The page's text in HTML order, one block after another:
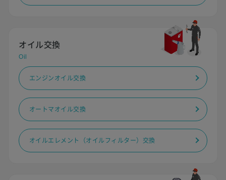
オイル交換
Oil
エンジンオイル交換
オートマオイル交換
オイルエレメント（オイルフィルター）交換